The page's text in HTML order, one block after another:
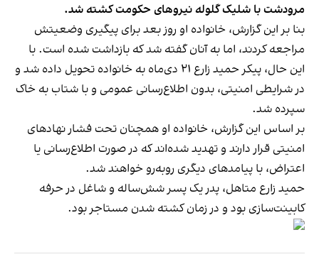
مرودشت با شلیک گلوله نیروهای حکومت کشته شد.
بنا بر این گزارش، خانواده او روز بعد برای پیگیری وضعیتش
مراجعه کردند، اما به آنان گفته شد که بازداشت شده است. با
این حال، پیکر حمید زارع ۲۱ دی‌ماه به خانواده تحویل داده شد و
در شرایطی امنیتی، بدون اطلاع‌رسانی عمومی و با شتاب به خاک
سپرده شد.
بر اساس این گزارش، خانواده او همچنان تحت فشار نهادهای
امنیتی قرار دارند و تهدید شده‌اند که در صورت اطلاع‌رسانی یا
اعتراض، با پیامدهای دیگری روبه‌رو خواهند شد.
حمید زارع متاهل، پدر یک پسر شش‌ساله و شاغل در حرفه
کابینت‌سازی بود و در زمان کشته شدن مستاجر بود.